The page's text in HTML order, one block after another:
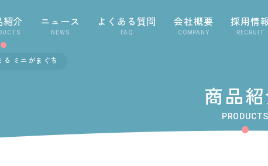
紹介 ニュース
NEWS
よくある質問
FAQ
会社概要
COMPANY
採用情
RECRUIT
る ミニがまぐち
商品
PRODUCTS